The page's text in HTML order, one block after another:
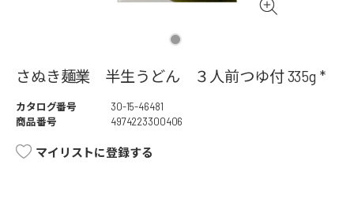
さぬき麺業 半生うどん ３人前つゆ付 335g *
カタログ番号
30-15-46481
商品番号
4974223300406
マイリストに登録する